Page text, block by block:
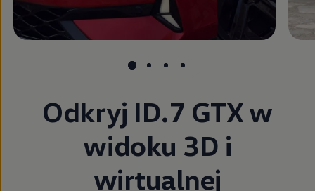
Odkryj ID.7 GTX w
widoku 3D i
wirtualnej